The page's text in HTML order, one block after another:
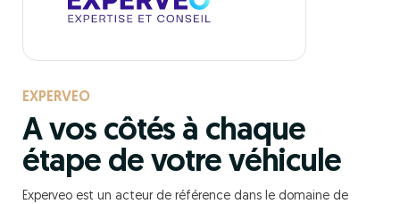
EXPERVEO
A vos côtés à chaque
étape de votre véhicule
Experveo est un acteur de référence dans le domaine de